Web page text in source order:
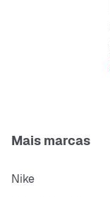
Mais marcas
Nike